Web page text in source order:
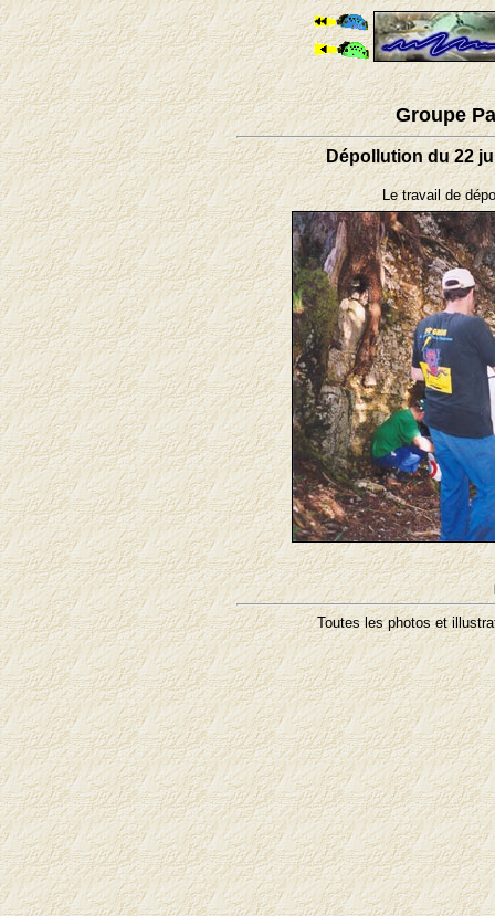
Groupe
Dépollution du 22
Le travail de
Toutes les photos et